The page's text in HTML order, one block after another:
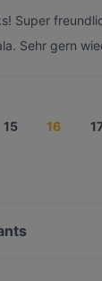
Super
Sehr gern
15 16